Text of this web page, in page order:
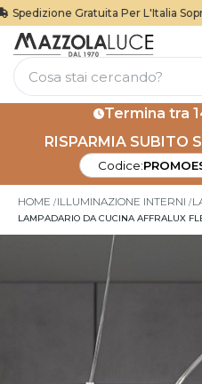
Gratuita Per L'Italia Sopra I
Termina tra
RISPARMIA SUBITO
Codice:
HOME ILLUMINAZIONE INTERNI
LAMPADARIO DA CUCINA AFFRALUX